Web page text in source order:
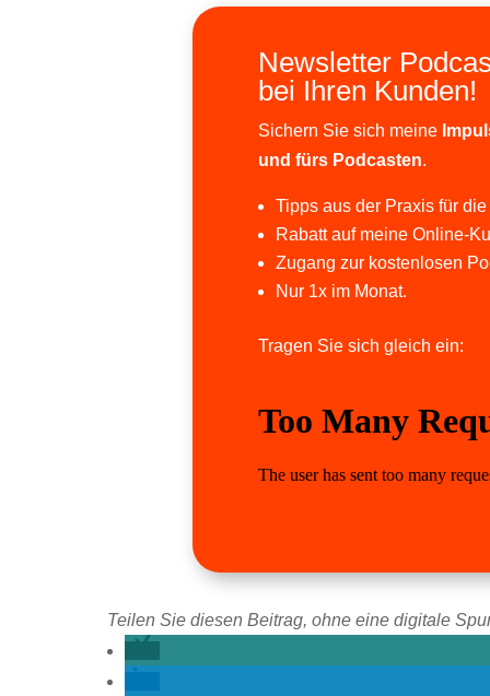
Newsletter
bei Ihren Kunden!
Sichern Sie sich meine
und fürs Podcasten.
Tipps aus der Praxis für
Rabatt auf meine Online-
Zugang zur kostenlosen
Nur 1x im Monat.
Tragen Sie sich gleich ein:
Teilen Sie diesen Beitrag, ohne eine digitale